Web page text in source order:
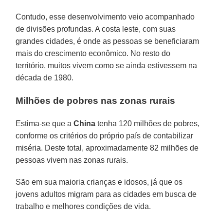
Contudo, esse desenvolvimento veio acompanhado
de divisões profundas. A costa leste, com suas
grandes cidades, é onde as pessoas se beneficiaram
mais do crescimento econômico. No resto do
território, muitos vivem como se ainda estivessem na
década de 1980.
Milhões de pobres nas zonas rurais
Estima-se que aChina tenha 120 milhões de pobres,
conforme os critérios do próprio país de contabilizar
miséria. Deste total, aproximadamente 82 milhões de
pessoas vivem nas zonas rurais.
São em sua maioria crianças e idosos, já que os
jovens adultos migram para as cidades em busca de
trabalho e melhores condições de vida.